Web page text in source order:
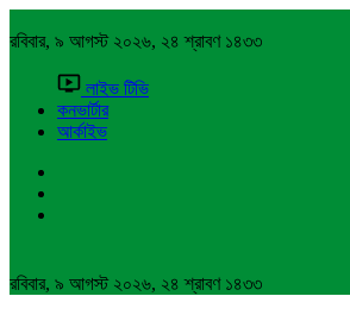
রবিবার, ৯ আগস্ট ২০২৬, ২৪ শ্রাবণ ১৪৩৩
লাইভ টিভি
কনভার্টার
আর্কাইভ
রবিবার, ৯ আগস্ট ২০২৬, ২৪ শ্রাবণ ১৪৩৩